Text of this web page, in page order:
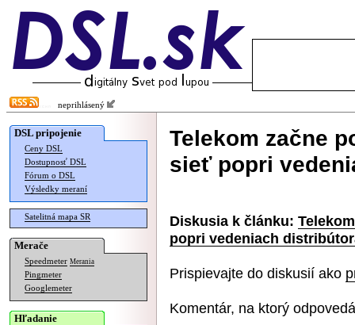
neprihlásený
DSL pripojenie
Ceny DSL
Dostupnosť DSL
Fórum o DSL
Výsledky meraní
Satelitná mapa SR
Merače
Speedmeter Merania
Pingmeter
Googlemeter
Hľadanie
Telekom začne
sieť popri
Diskusia k článku:
popri vedeniach
Prispievajte do diskusií ako
Komentár, na ktorý